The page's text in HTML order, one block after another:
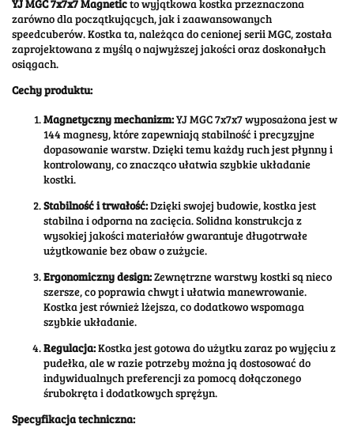
YJ MGC 7x7x7 Magneticto wyjątkowa kostka przeznaczona
zarówno dla początkujących, jak i zaawansowanych
speedcuberów. Kostka ta, należąca do cenionej serii MGC, została
zaprojektowana z myślą o najwyższej jakości oraz doskonałych
osiągach.
Cechy produktu:
Magnetyczny mechanizm:YJ MGC 7x7x7 wyposażona jest w
144 magnesy, które zapewniają stabilność i precyzyjne
dopasowanie warstw. Dzięki temu każdy ruch jest płynny i
kontrolowany, co znacząco ułatwia szybkie układanie
kostki.
Stabilność i trwałość:Dzięki swojej budowie, kostka jest
stabilna i odporna na zacięcia. Solidna konstrukcja z
wysokiej jakości materiałów gwarantuje długotrwałe
użytkowanie bez obaw o zużycie.
Ergonomiczny design:Zewnętrzne warstwy kostki są nieco
szersze, co poprawia chwyt i ułatwia manewrowanie.
Kostka jest również lżejsza, co dodatkowo wspomaga
szybkie układanie.
Regulacja:Kostka jest gotowa do użytku zaraz po wyjęciu z
pudełka, ale w razie potrzeby można ją dostosować do
indywidualnych preferencji za pomocą dołączonego
śrubokręta i dodatkowych sprężyn.
Specyfikacja techniczna: